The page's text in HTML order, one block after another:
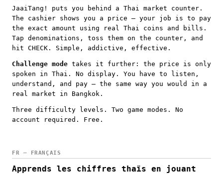
JaaiTang! puts you behind a Thai market counter.
The cashier shows you a price — your job is to pay
the exact amount using real Thai coins and bills.
Tap denominations, toss them on the counter, and
hit CHECK. Simple, addictive, effective.
Challenge mode takes it further: the price is only
spoken in Thai. No display. You have to listen,
understand, and pay — the same way you would in a
real market in Bangkok.
Three difficulty levels. Two game modes. No
account required. Free.
FR — FRANÇAIS
Apprends les chiffres thaïs en jouant